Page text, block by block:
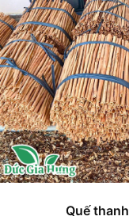
Quế thanh